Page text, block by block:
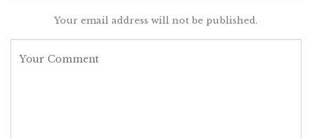
Your email address will not be published.